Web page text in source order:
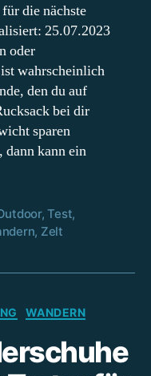
mal
mit
leichtem
Gepäck
die nächste
25.07.2023
oder
wahrscheinlich
den du auf
bei dir
sparen
dann kann ein
,Test,
, Zelt
WANDERN